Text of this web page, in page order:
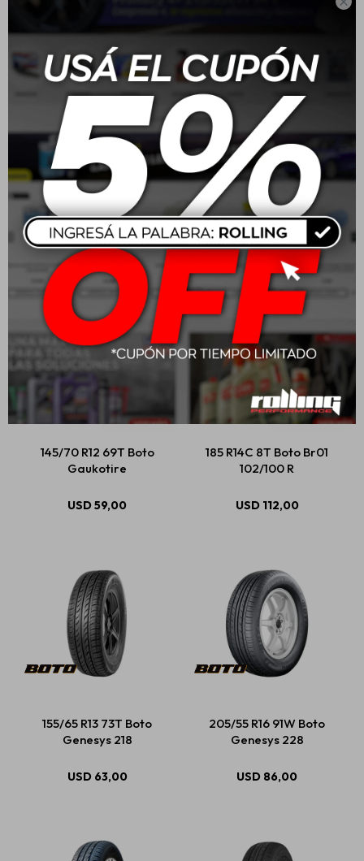
185/70 R14 88T Boto
Genesys 218
USD82,00
225/45 R17 91W Boto
Vantage H-8
USD107,00
145/70 R12 69T Boto
Gaukotire
USD59,00
185 R14C 8T Boto Br01
102/100 R
USD 112,00
155/65 R13 73T Boto
Genesys 218
USD 63,00
205/55 R16 91W Boto
Genesys 228
USD 86,00